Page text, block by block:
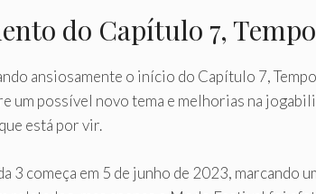
do Capítulo 7,
ansiosamente o início do Capítulo 7,
um possível novo tema e melhorias na
está por vir.
3 começa em 5 de junho de 2023, marcando